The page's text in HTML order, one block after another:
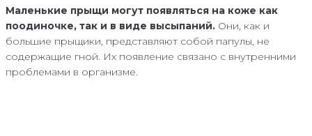
Маленькие прыщи могут появляться на коже как
поодиночке, так и в виде высыпаний. Они, как и
большие прыщики, представляют собой папулы, не
содержащие гной. Их появление связано с внутренними
проблемами в организме.